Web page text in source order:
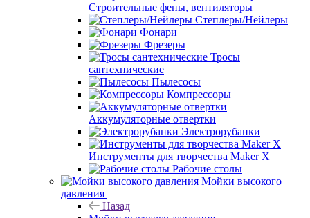
Строительные фены, вентиляторы
Степлеры/Нейлеры
Фонари
Фрезеры
Тросы
сантехнические
Пылесосы
Компрессоры
Аккумуляторные отвертки
Электрорубанки
Инструменты для творчества Maker X
Рабочие столы
Мойки высокого
давления
Назад